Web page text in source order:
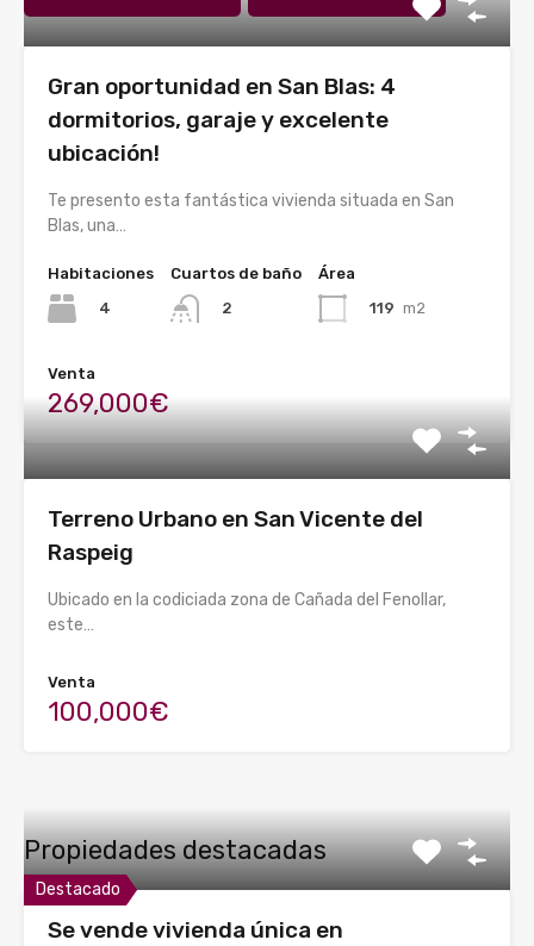
Gran oportunidad en San Blas: 4
dormitorios, garaje y excelente
ubicación!
Te presento esta fantástica vivienda situada en San
Blas, una…
Habitaciones
4
Cuartos de baño
2
Área
119 m2
Venta
269,000€
Terreno Urbano en San Vicente del
Raspeig
Ubicado en la codiciada zona de Cañada del Fenollar,
este…
Venta
100,000€
Propiedades destacadas
Destacado
Se vende vivienda única en